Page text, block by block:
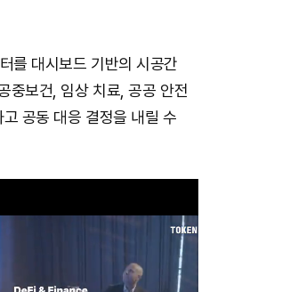
를 대시보드 기반의 시공간
중보건, 임상 치료, 공공 안전
공동 대응 결정을 내릴 수